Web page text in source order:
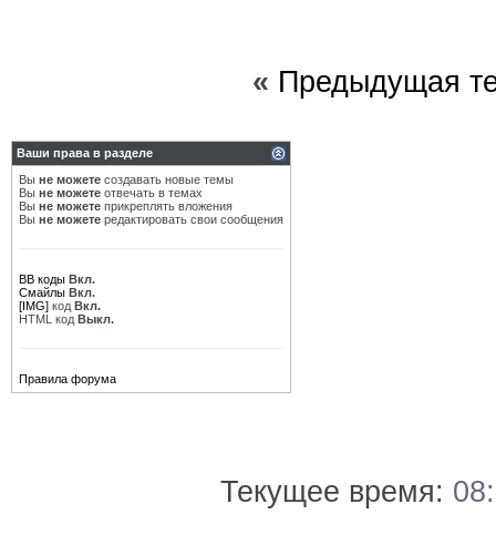
« Предыдущая
Ваши права в разделе
Вы не можете создавать новые темы
Вы не можете отвечать в темах
Вы не можете прикреплять вложения
Вы не можете редактировать свои сообщения
BB коды Вкл.
Смайлы Вкл.
[IMG] код Вкл.
HTML код Выкл.
Правила форума
Текущее время: